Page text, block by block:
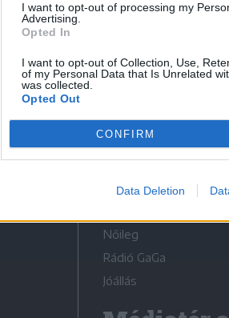
I want to opt-out of processing my
Advertising.
Opted In
I want to opt-out of Collection, Use,
of my Personal Data that Is Unrelated
was collected.
Opted Out
CONFIRM
Data Deletion
Médiatér
Liget
Krónika
Bihari Napló
Erdélyi Napló
Nőileg
Rádió GaGa
Jóállás